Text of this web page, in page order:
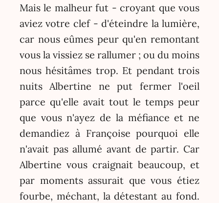
Mais le malheur fut - croyant que vous
aviez votre clef - d'éteindre la lumière,
car nous eûmes peur qu'en remontant
vous la vissiez se rallumer ; ou du moins
nous hésitâmes trop. Et pendant trois
nuits Albertine ne put fermer l'oeil
parce qu'elle avait tout le temps peur
que vous n'ayez de la méfiance et ne
demandiez à Françoise pourquoi elle
n'avait pas allumé avant de partir. Car
Albertine vous craignait beaucoup, et
par moments assurait que vous étiez
fourbe, méchant, la détestant au fond.